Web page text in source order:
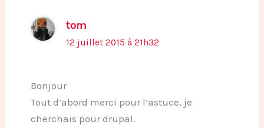
tom
12 juillet 2015 à 21h32
Bonjour
Tout d’abord merci pour l’astuce, je
cherchais pour drupal.